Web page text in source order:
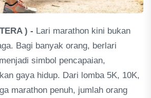
) - Lari marathon kini bukan
Bagi banyak orang, berlari
simbol pencapaian,
gaya hidup. Dari lomba 5K, 10K,
marathon penuh, jumlah orang